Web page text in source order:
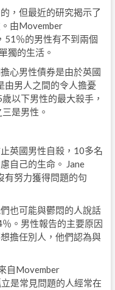
，但最近的研究揭示了
由Movember
51％的男性有不到兩個
獨的生活。
心男性債券是由於英國
由男人之間的令人擔憂
以下男性的最大殺手，
是男性。
英國男性自殺，10多名
自己的生命。 Jane
有努力獲得問題的句
也可能與鬱悶的人說話
。男性報告的主要原因
擔任別人，他們認為與
自Movember
是常見問題的人經常在